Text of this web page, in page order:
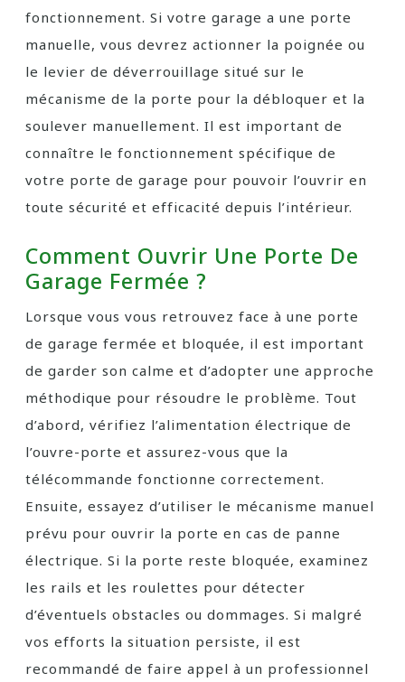
fonctionnement. Si votre garage a une porte
manuelle, vous devrez actionner la poignée ou
le levier de déverrouillage situé sur le
mécanisme de la porte pour la débloquer et la
soulever manuellement. Il est important de
connaître le fonctionnement spécifique de
votre porte de garage pour pouvoir l’ouvrir en
toute sécurité et efficacité depuis l’intérieur.
Comment Ouvrir Une Porte De
Garage Fermée ?
Lorsque vous vous retrouvez face à une porte
de garage fermée et bloquée, il est important
de garder son calme et d’adopter une approche
méthodique pour résoudre le problème. Tout
d’abord, vérifiez l’alimentation électrique de
l’ouvre-porte et assurez-vous que la
télécommande fonctionne correctement.
Ensuite, essayez d’utiliser le mécanisme manuel
prévu pour ouvrir la porte en cas de panne
électrique. Si la porte reste bloquée, examinez
les rails et les roulettes pour détecter
d’éventuels obstacles ou dommages. Si malgré
vos efforts la situation persiste, il est
recommandé de faire appel à un professionnel